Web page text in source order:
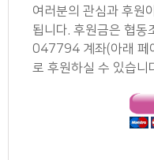
여러분의 관심과 후원
됩니다. 후원금은 협
047794 계좌(아래 페
로 후원하실 수 있습니